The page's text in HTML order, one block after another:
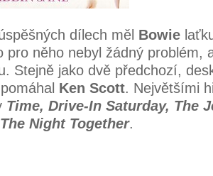
dílech měl Bowie
pro něho nebyl žádný problém,
Stejně jako dvě předchozí,
Ken Scott. Největšími
Time, Drive-In Saturday, The
Night Together.